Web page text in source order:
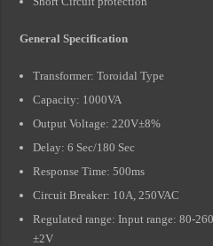
General Specification
Transformer: Toroidal Type
Capacity: 1000VA
Output Voltage: 220V±8%
Delay: 6 Sec/180 Sec
Response Time: 500ms
Circuit Breaker: 10A, 250VAC
Regulated range: Input range: 80-
±2V